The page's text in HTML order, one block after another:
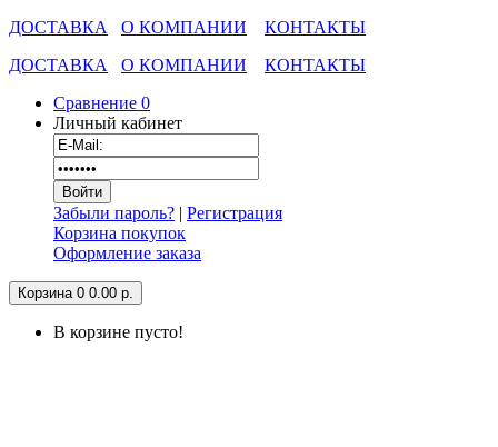
ДОСТАВКА О КОМПАНИИ
КОНТАКТЫ
ДОСТАВКА
О КОМПАНИИ
КОНТАКТЫ
Сравнение 0
Личный кабинет
Забыли пароль? | Регистрация
Корзина покупок
Оформление заказа
Корзина 0 0.00 р.
В корзине пусто!